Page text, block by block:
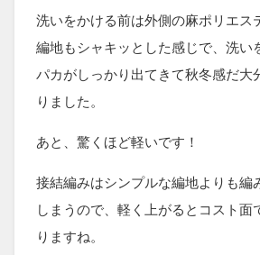
洗いをかける前は外側の麻ポリエス
編地もシャキッとした感じで、洗い
パカがしっかり出てきて秋冬感だ大
りました。
あと、驚くほど軽いです！
接結編みはシンプルな編地よりも編
しまうので、軽く上がるとコスト面
りますね。